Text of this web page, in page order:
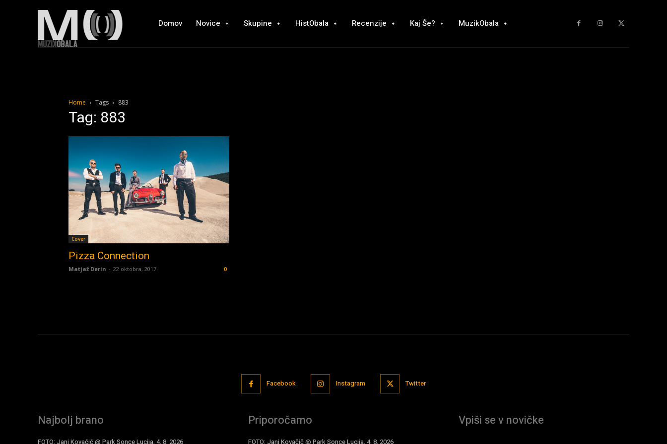
Domov Novice Skupine HistObala Recenzije Kaj Še? MuzikObala
Home Tags 883
Tag: 883
Cover
Pizza Connection
Matjaž Derin - 22 oktobra, 2017 0
Facebook Instagram Twitter
Najbolj brano
FOTO: Jani Kovačič @ Park Sonce Lucija, 4. 8. 2026
Priporočamo
FOTO: Jani Kovačič @ Park Sonce Lucija, 4. 8. 2026
Vpiši se v novičke